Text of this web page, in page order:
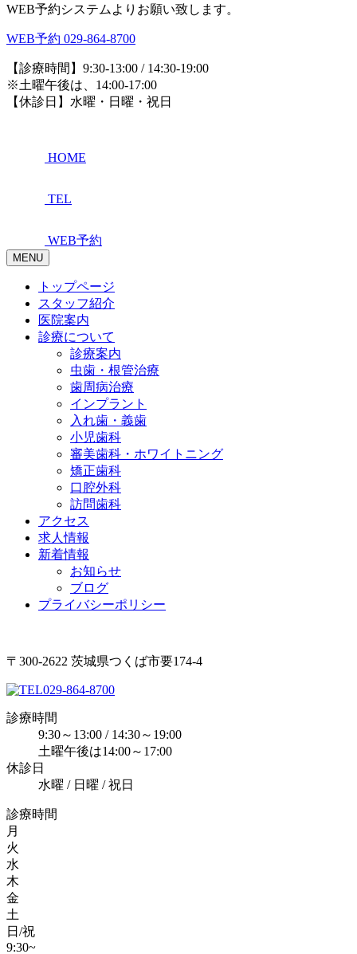
WEB予約システムよりお願い致します。
WEB予約 029-864-8700
【診療時間】9:30-13:00 / 14:30-19:00
※土曜午後は、14:00-17:00
【休診日】水曜・日曜・祝日
HOME
TEL
WEB予約
MENU
トップページ
スタッフ紹介
医院案内
診療について
診療案内
虫歯・根管治療
歯周病治療
インプラント
入れ歯・義歯
小児歯科
審美歯科・ホワイトニング
矯正歯科
口腔外科
訪問歯科
アクセス
求人情報
新着情報
お知らせ
ブログ
プライバシーポリシー
〒300-2622 茨城県つくば市要174-4
029-864-8700
診療時間
9:30～13:00 / 14:30～19:00
土曜午後は14:00～17:00
休診日
水曜 / 日曜 / 祝日
診療時間
月
火
水
木
金
土
日/祝
9:30~